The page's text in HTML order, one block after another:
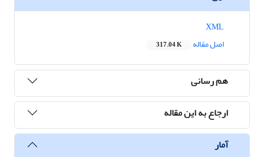
اصل مقاله
317.04 K
هم رسانی
ارجاع به این مقاله
آمار